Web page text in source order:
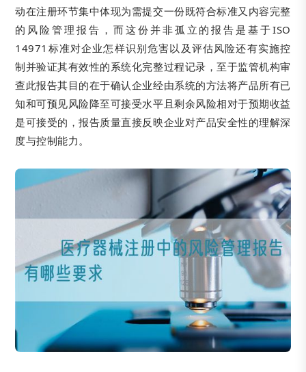
动在注册环节集中体现为需提交一份既符合标准又内容完整
的风险管理报告，而这份并非孤立的报告是基于ISO
14971标准对企业怎样识别危害以及评估风险还有实施控
制并验证其有效性的系统化完整过程记录，至于监管机构审
查此报告其目的在于确认企业经由系统的方法将产品所有已
知和可预见风险降至可接受水平且剩余风险相对于预期收益
是可接受的，报告质量直接反映企业对产品安全性的理解深
度与控制能力。